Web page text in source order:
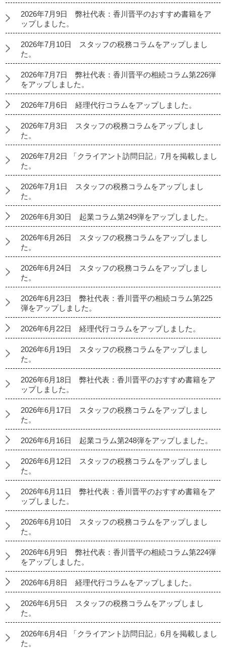
2026年7月9日 弊社代表：香川晋平のおすすめ書籍をア
ップしました。
2026年7月10日 スタッフの税務コラムをアップしまし
た。
2026年7月7日 弊社代表：香川晋平の相続コラム第226弾
をアップしました。
2026年7月6日 経理代行コラムをアップしました。
2026年7月3日 スタッフの税務コラムをアップしまし
た。
2026年7月2日 「クライアント訪問日記」7月を掲載しまし
た。
2026年7月1日 スタッフの税務コラムをアップしまし
た。
2026年6月30日 起業コラム第249弾をアップしました。
2026年6月26日 スタッフの税務コラムをアップしまし
た。
2026年6月24日 スタッフの税務コラムをアップしまし
た。
2026年6月23日 弊社代表：香川晋平の相続コラム第225
弾をアップしました。
2026年6月22日 経理代行コラムをアップしました。
2026年6月19日 スタッフの税務コラムをアップしまし
た。
2026年6月18日 弊社代表：香川晋平のおすすめ書籍をア
ップしました。
2026年6月17日 スタッフの税務コラムをアップしまし
た。
2026年6月16日 起業コラム第248弾をアップしました。
2026年6月12日 スタッフの税務コラムをアップしまし
た。
2026年6月11日 弊社代表：香川晋平のおすすめ書籍をア
ップしました。
2026年6月10日 スタッフの税務コラムをアップしまし
た。
2026年6月9日 弊社代表：香川晋平の相続コラム第224弾
をアップしました。
2026年6月8日 経理代行コラムをアップしました。
2026年6月5日 スタッフの税務コラムをアップしまし
た。
2026年6月4日 「クライアント訪問日記」6月を掲載しまし
た。